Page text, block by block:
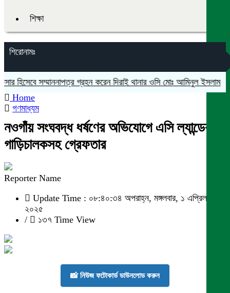
শিক্ষা
শিরোনামঃ
সম্মাননাপত্র গ্রহন করেন দিরাই থানার ওসি মোঃ আমিনুল ইসলাম
Home
গণমাধ্যম
নওগাঁয় সংঘবদ্ধ ধর্ষণের অভিযোগে এসি ল্যান্ডের
গাড়িচালকসহ গ্রেফতার
Reporter Name
Update Time : ০৮:৪০:৩৪ অপরাহ্ন, মঙ্গলবার, ১ এপ্রিল
২০২৫
/
১৩৭ Time View
📸 নিউজ ফটোকার্ড ডাউনলোড করুন